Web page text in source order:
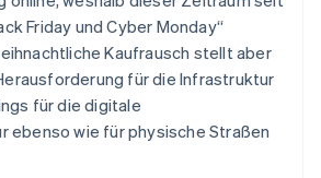
Friday und Cyber Monday“
Kaufrausch stellt aber
für die Infrastruktur
für die digitale
ebenso wie für physische Straßen